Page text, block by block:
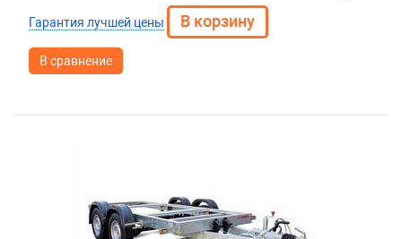
Гарантия лучшей цены
В сравнение